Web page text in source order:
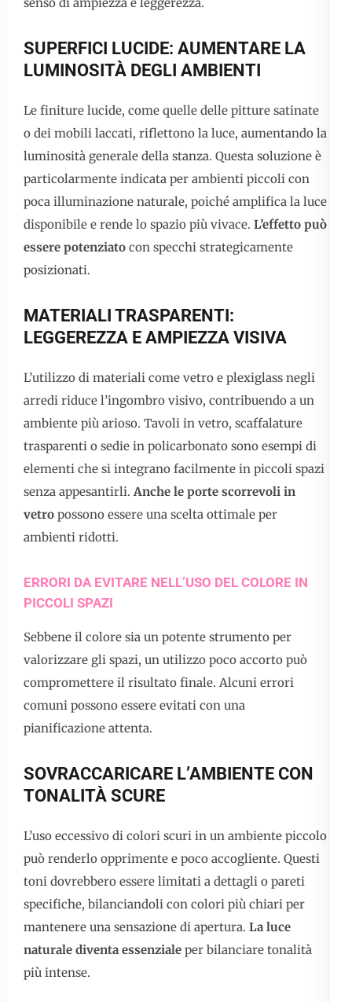
SUPERFICI LUCIDE: AUMENTARE LA
LUMINOSITÀ DEGLI AMBIENTI
Le finiture lucide, come quelle delle pitture satinate
o dei mobili laccati, riflettono la luce, aumentando la
luminosità generale della stanza. Questa soluzione è
particolarmente indicata per ambienti piccoli con
poca illuminazione naturale, poiché amplifica la luce
disponibile e rende lo spazio più vivace. L’effetto può
essere potenziato con specchi strategicamente
posizionati.
MATERIALI TRASPARENTI:
LEGGEREZZA E AMPIEZZA VISIVA
L’utilizzo di materiali come vetro e plexiglass negli
arredi riduce l’ingombro visivo, contribuendo a un
ambiente più arioso. Tavoli in vetro, scaffalature
trasparenti o sedie in policarbonato sono esempi di
elementi che si integrano facilmente in piccoli spazi
senza appesantirli.Anche le porte scorrevoli in
vetro possono essere una scelta ottimale per
ambienti ridotti.
ERRORI DA EVITARE NELL’USO DEL COLORE IN
PICCOLI SPAZI
Sebbene il colore sia un potente strumento per
valorizzare gli spazi, un utilizzo poco accorto può
compromettere il risultato finale. Alcuni errori
comuni possono essere evitati con una
pianificazione attenta.
SOVRACCARICARE L’AMBIENTE CON
TONALITÀ SCURE
L’uso eccessivo di colori scuri in un ambiente piccolo
può renderlo opprimente e poco accogliente. Questi
toni dovrebbero essere limitati a dettagli o pareti
specifiche, bilanciandoli con colori più chiari per
mantenere una sensazione di apertura. La luce
naturale diventa essenziale per bilanciare tonalità
più intense.